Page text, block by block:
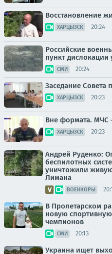
Восстановление
ХАРЦЫЗСК 20:24
Российские
пункт
СМИ 20:24
Заседание Совета
ХАРЦЫЗСК 20:23
Вне формата. МЧС
ХАРЦЫЗСК 20:23
Андрей Руденко:
беспилотных
уничтожили
Лимана
ВОЕНКОРЫ
В Пролетарском
новую
чемпионов
СМИ 20:13
Украина ищет